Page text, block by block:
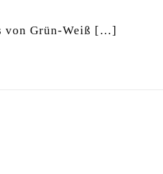
von Grün-Weiß […]